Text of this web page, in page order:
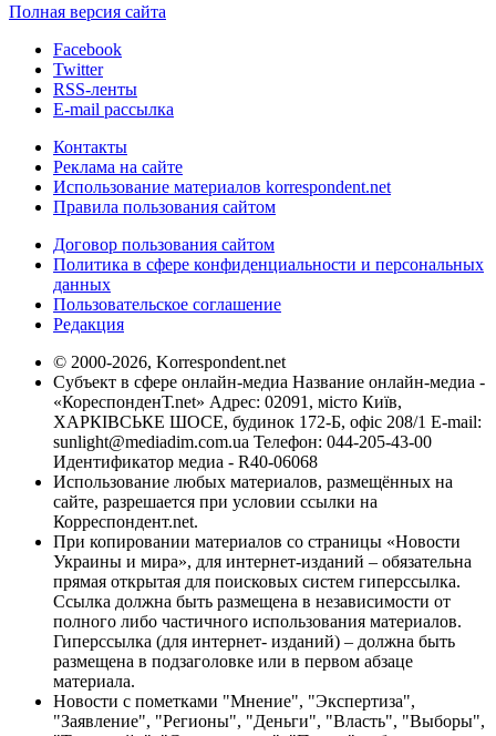
Полная версия сайта
Facebook
Twitter
RSS-ленты
E-mail рассылка
Контакты
Реклама на сайте
Использование материалов korrespondent.net
Правила пользования сайтом
Договор пользования сайтом
Политика в сфере конфиденциальности и персональных
данных
Пользовательское соглашение
Редакция
© 2000-2026, Korrespondent.net
Субъект в сфере онлайн-медиа Название онлайн-медиа -
«КореспонденТ.net» Адрес: 02091, місто Київ,
ХАРКІВСЬКЕ ШОСЕ, будинок 172-Б, офіс 208/1 E-mail:
sunlight@mediadim.com.ua Телефон: 044-205-43-00
Идентификатор медиа - R40-06068
Использование любых материалов, размещённых на
сайте, разрешается при условии ссылки на
Корреспондент.net.
При копировании материалов со страницы «Новости
Украины и мира», для интернет-изданий – обязательна
прямая открытая для поисковых систем гиперссылка.
Ссылка должна быть размещена в независимости от
полного либо частичного использования материалов.
Гиперссылка (для интернет- изданий) – должна быть
размещена в подзаголовке или в первом абзаце
материала.
Новости с пометками "Мнение", "Экспертиза",
"Заявление", "Регионы", "Деньги", "Власть", "Выборы",